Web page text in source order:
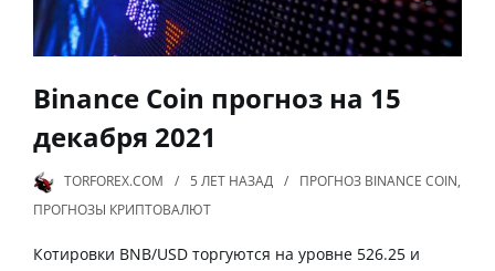
Binance Coin прогноз на 15
декабря 2021
TORFOREX.COM 5 ЛЕТ НАЗАД ПРОГНОЗ BINANCE COIN,
ПРОГНОЗЫ КРИПТОВАЛЮТ
Котировки BNB/USD торгуются на уровне 526.25 и